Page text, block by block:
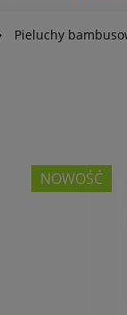
Pieluchy
NOWOŚĆ